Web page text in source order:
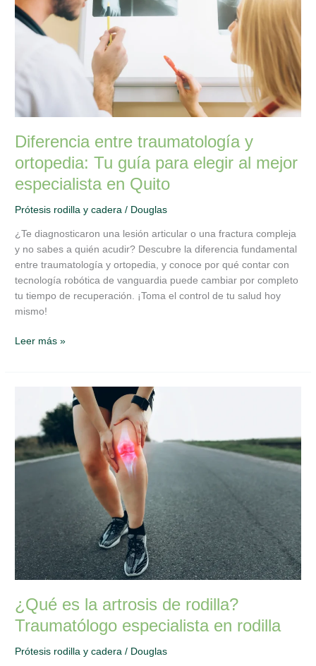
Diferencia entre traumatología y
ortopedia: Tu guía para elegir al mejor
especialista en Quito
Prótesis rodilla y cadera / Douglas
¿Te diagnosticaron una lesión articular o una fractura compleja
y no sabes a quién acudir? Descubre la diferencia fundamental
entre traumatología y ortopedia, y conoce por qué contar con
tecnología robótica de vanguardia puede cambiar por completo
tu tiempo de recuperación. ¡Toma el control de tu salud hoy
mismo!
Tu
guía
al
mejor
especialista
en
Quito
Leer más »
¿Qué es la artrosis de rodilla?
Traumatólogo especialista en rodilla
Prótesis rodilla y cadera / Douglas
artrosis
de
rodilla